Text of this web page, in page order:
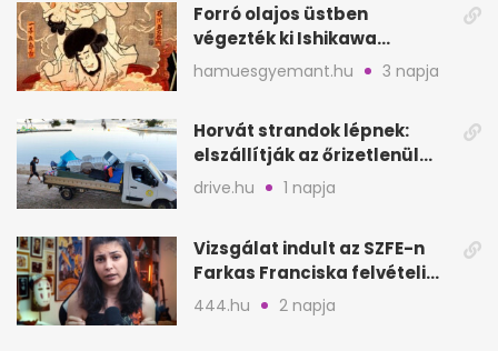
Forró olajos üstben
végezték ki Ishikawa
Goemont, Japán Robin
Hoodját
hamuesgyemant.hu 3 napja
Horvát strandok lépnek:
elszállítják az őrizetlenül
hagyott törölközőket
drive.hu 1 napja
Vizsgálat indult az SZFE-n
Farkas Franciska felvételi
videója után
444.hu 2 napja